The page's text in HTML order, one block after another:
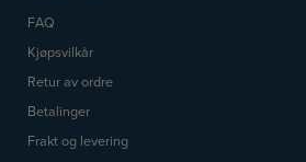
FAQ
Kjøpsvilkår
Retur av ordre
Betalinger
Frakt og levering